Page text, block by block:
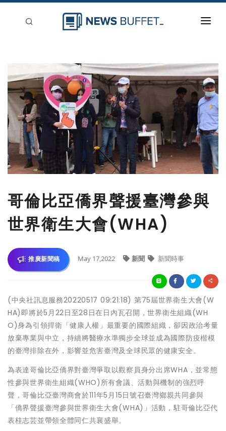
登入
刊登
哥倫比亞僑界聲援臺灣參與
世界衛生大會(WHA)
推廣新聞稿 May 17,2022 新聞 新聞時事
(中央社訊息服務20220517 09:21:18) 第75屆世界衛生大會(W
HA)即將於5月22日至28日在日內瓦召開，世界衛生組織(WH
O)身為引領捍衛「健康人權」最重要的國際組織，卻因政治考量
放棄專業與中立，持續將醫療水準獨步全球並成為國際防疫楷模
的臺灣排除在外，影響並危害臺灣及全球民眾的健康安全。
為表達哥倫比亞僑界對臺灣爭取以觀察員身分出席WHA，並常態
性參與世界衛生組織(WHO)所有會議、活動與機制的強烈呼
聲，哥倫比亞臺灣商會於111年5月15日號召臺灣鄉親共同參與
「僑界聲援臺灣參與世界衛生大會(WHA)」活動，駐哥倫比亞代
表桂志芸並帶領全體同仁共襄盛舉。